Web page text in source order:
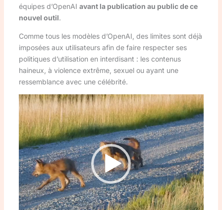
équipes d’OpenAI avant la publication au public de ce
nouvel outil.
Comme tous les modèles d’OpenAI, des limites sont déjà
imposées aux utilisateurs afin de faire respecter ses
politiques d’utilisation en interdisant : les contenus
haineux, à violence extrême, sexuel ou ayant une
ressemblance avec une célébrité.
Lecteur
vidéo